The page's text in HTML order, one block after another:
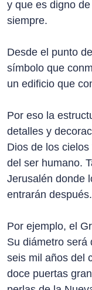
y que es digno
siempre.
Desde el punto
símbolo que
un edificio que
Por eso la
detalles y
Dios de los
del ser humano.
Jerusalén donde
entrarán después.
Por ejemplo, el
Su diámetro será
seis mil años del
doce puertas